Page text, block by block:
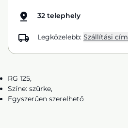
32 telephely
Legközelebb: Szállítási cím
RG 125,
Színe: szürke,
Egyszerűen szerelhető